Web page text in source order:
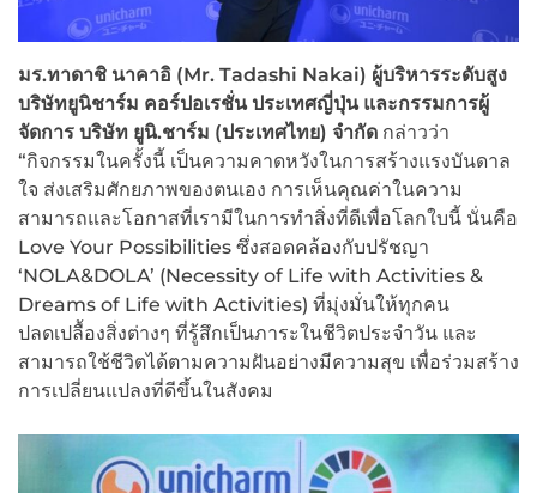
มร.ทาดาชิ นาคาอิ (Mr. Tadashi Nakai) ผู้บริหารระดับสูง
บริษัทยูนิชาร์ม คอร์ปอเรชั่น ประเทศญี่ปุ่น และกรรมการผู้
จัดการ บริษัท ยูนิ.ชาร์ม (ประเทศไทย) จำกัด กล่าวว่า
“กิจกรรมในครั้งนี้ เป็นความคาดหวังในการสร้างแรงบันดาล
ใจ ส่งเสริมศักยภาพของตนเอง การเห็นคุณค่าในความ
สามารถและโอกาสที่เรามีในการทำสิ่งที่ดีเพื่อโลกใบนี้ นั่นคือ
Love Your Possibilities ซึ่งสอดคล้องกับปรัชญา
‘NOLA&DOLA’ (Necessity of Life with Activities &
Dreams of Life with Activities) ที่มุ่งมั่นให้ทุกคน
ปลดเปลื้องสิ่งต่างๆ ที่รู้สึกเป็นภาระในชีวิตประจำวัน และ
สามารถใช้ชีวิตได้ตามความฝันอย่างมีความสุข เพื่อร่วมสร้าง
การเปลี่ยนแปลงที่ดีขึ้นในสังคม